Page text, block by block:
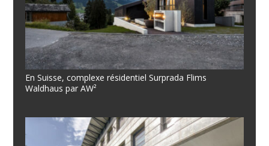
En Suisse, complexe résidentiel Surprada Flims
Waldhaus par AW²